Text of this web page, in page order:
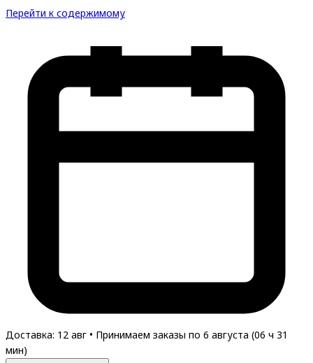
Перейти к содержимому
Доставка: 12 авг • Принимаем заказы по 6 августа (06 ч 31
мин)